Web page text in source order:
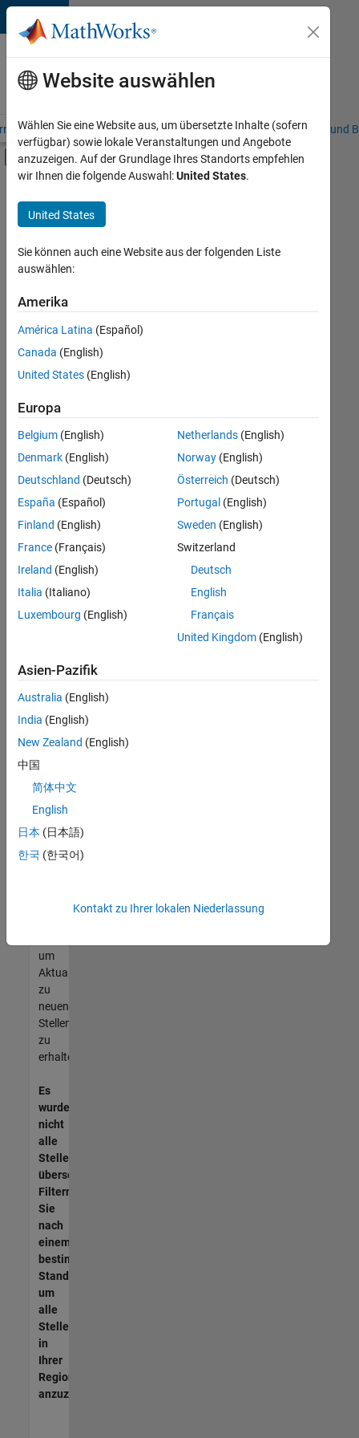
Weiter zum Inhalt
Karriere
bei
MathWorks
– Übersicht Stellensuche Niederlassungen Studierende und
Umschaltung für Off-Canvas-
Hauptinhalt
Commercial Sales
Customer Support
Education Sales
Inside Sales
Marketing Communications
Marketing Services
Finance and Operations
Human Resources
+7
Derzeit
es
keine
offenen
Stellen,
Ihren
Suchkriterien
entsprechen.
können
die
Suchkriterien
weiter
fassen
oder
alle
Stellenangebote
anzeigen .
noch
keine
offenen
Stellen
können,
die
Ihren
entsprechen,
werden
unseres
um
Aktualisierungen
zu
neuen
Stellenangeboten
zu
erhalten.
Es
wurden
nicht
alle
Stellen
übersetzt.
Filtern
Sie
nach
einem
bestimmten
Standort,
um
alle
Stellenangebote
in
Ihrer
Region
anzuzeigen.
Website auswählen
Wählen Sie eine Website aus, um übersetzte Inhalte (sofern
verfügbar) sowie lokale Veranstaltungen und Angebote
anzuzeigen. Auf der Grundlage Ihres Standorts empfehlen
wir Ihnen die folgende Auswahl:United States.
United States
Sie können auch eine Website aus der folgenden Liste
auswählen:
Amerika
América Latina (Español)
Canada (English)
United States (English)
Europa
Belgium (English)
Denmark (English)
Deutschland (Deutsch)
España (Español)
Finland (English)
France (Français)
Ireland (English)
Italia (Italiano)
Luxembourg (English)
Netherlands(English)
Norway(English)
Österreich (Deutsch)
Portugal (English)
Sweden (English)
Switzerland
Deutsch
English
Français
United Kingdom(English)
Asien-Pazifik
Australia (English)
India (English)
New Zealand (English)
中国
简体中文
English
日本 (日本語)
한국 (한국어)
Kontakt zu Ihrer lokalen Niederlassung